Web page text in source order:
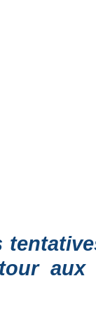
aux